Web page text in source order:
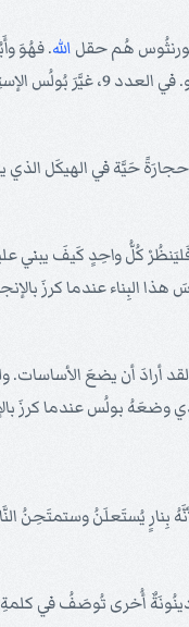
كُورنثُوس هُم حقل الله. فهُوَ
"أنتُم بِناءُ
حَيَّة في الهيكَل الذي
كُلُّ واحِدٍ كَيفَ يبني
البِناء عندما كرزَ
لقد أرادَ أن يضعَ
وضعَهُ بولُس عندما كرزَ
بِنارٍ يُستَعلَنُ وستمتَحِنُ
أُخرى تُوصَفُ في كلمةِ